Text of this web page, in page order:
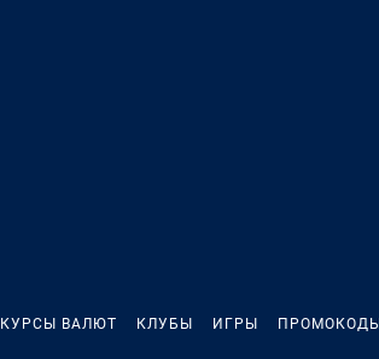
КУРСЫ ВАЛЮТ КЛУБЫ ИГРЫ ПРОМОКОДЫ